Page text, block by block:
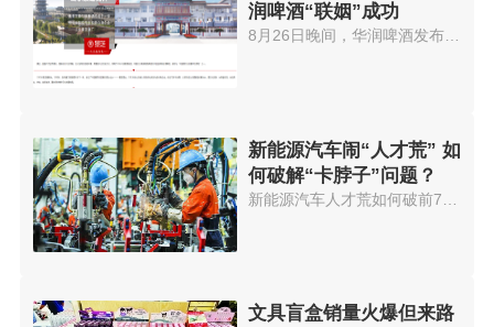
润啤酒“联姻”成功
8月26日晚间，华润啤酒发布公告...
新能源汽车闹“人才荒” 如
何破解“卡脖子”问题？
文具盲盒销量火爆但来路